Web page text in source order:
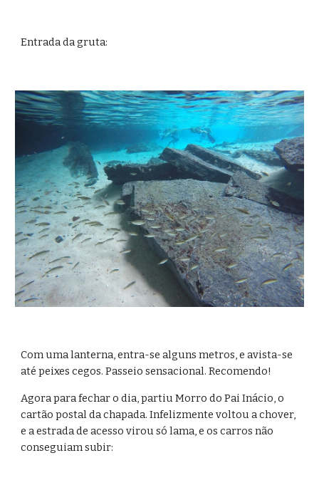
Entrada da gruta:
Com uma lanterna, entra-se alguns metros, e avista-se
até peixes cegos. Passeio sensacional. Recomendo!
Agora para fechar o dia, partiu Morro do Pai Inácio, o
cartão postal da chapada. Infelizmente voltou a chover,
e a estrada de acesso virou só lama, e os carros não
conseguiam subir: